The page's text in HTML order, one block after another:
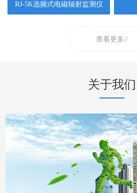
RJ-5K选频式电磁辐射监测仪
查看更多//
关于我们